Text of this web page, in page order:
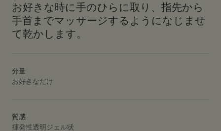
お好きな時に手のひらに取り、指先から
手首までマッサージするようになじませ
て乾かします。
分量
お好きなだけ
質感
揮発性透明ジェル状